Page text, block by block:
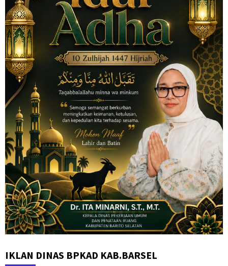
IKLAN DINAS BPKAD KAB.BARSEL